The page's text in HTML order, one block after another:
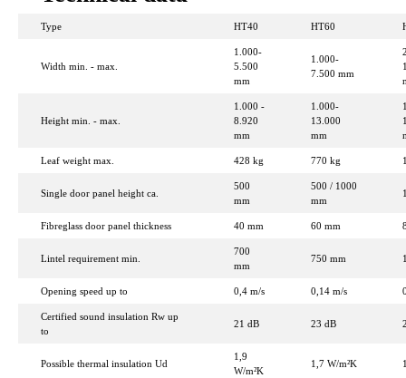
Type HT40 HT60
Width min. - max.
1.000-
5.500
mm
1.000-
7.500 mm
Height min. - max.
1.000 -
8.920
mm
1.000-
13.000
mm
Leaf weight max. 428 kg 770 kg
Single door panel height ca.
500
mm
500 / 1000
mm
Fibreglass door panel thickness 40 mm 60 mm
Lintel requirement min.
700
mm
750 mm
Opening speed up to 0,4 m/s 0,14 m/s
Certified sound insulation Rw up
to
21 dB 23 dB
Possible thermal insulation Ud
1,9
W/m²K
1,7 W/m²K